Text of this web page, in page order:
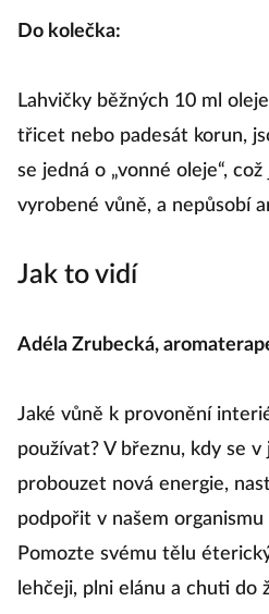
Do kolečka:
Lahvičky běžných 10 ml
třicet nebo padesát korun,
se jedná o „vonné oleje“,
vyrobené vůně, a nepůsobí
Jak to vidí
Adéla Zrubecká,
Jaké vůně k provonění
používat? V březnu, kdy se
probouzet nová energie,
podpořit v našem
Pomozte svému tělu
lehčeji, plni elánu a chuti do